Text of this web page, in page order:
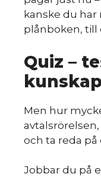
kanske du
plånboken, till
Quiz –
Men hur
och ta reda på
Jobbar du på